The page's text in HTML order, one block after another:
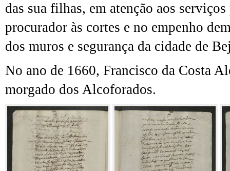
das sua filhas, em atenção aos
procurador às cortes e no empenho
dos muros e segurança da cidade de
No ano de 1660, Francisco da Costa
morgado dos Alcoforados.